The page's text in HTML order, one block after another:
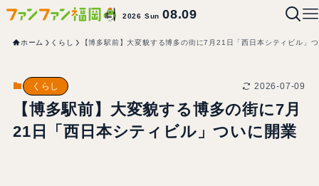
2026 Sun08.09
ホーム くらし 【博多駅前】大変貌する博多の街に7月21日「西日本シティビル」
くらし 2026-07-09
【博多駅前】大変貌する博多の街に7月
21日「西日本シティビル」ついに開業